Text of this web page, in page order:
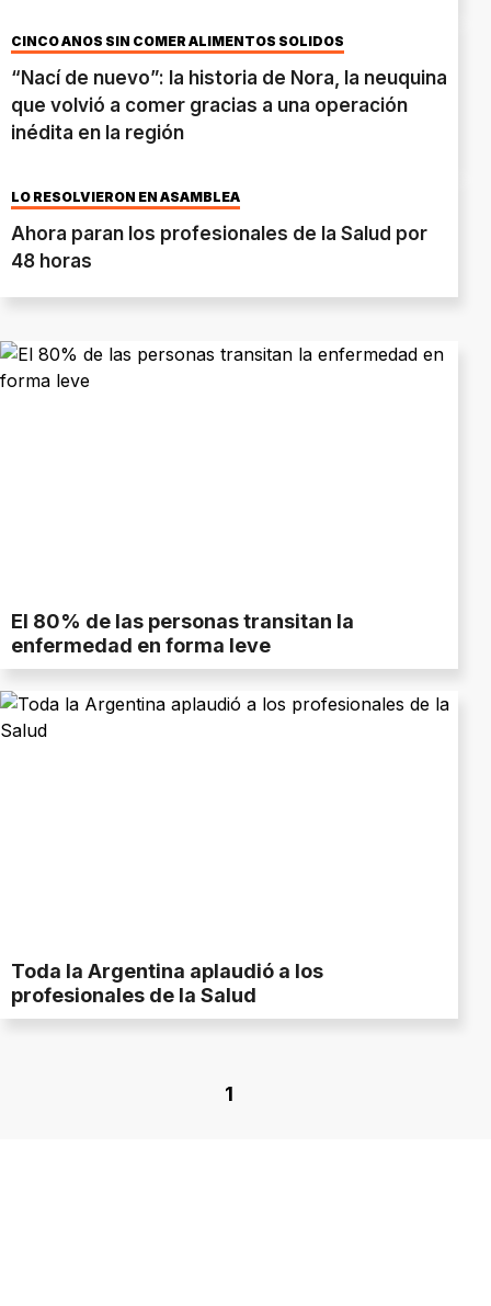
CINCO AÑOS SIN COMER ALIMENTOS SÓLIDOS
“Nací de nuevo”: la historia de Nora, la neuquina
que volvió a comer gracias a una operación
inédita en la región
LO RESOLVIERON EN ASAMBLEA
Ahora paran los profesionales de la Salud por
48 horas
El 80% de las personas transitan la
enfermedad en forma leve
Toda la Argentina aplaudió a los
profesionales de la Salud
1